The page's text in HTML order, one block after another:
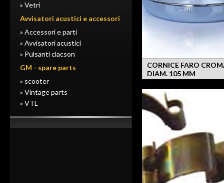
» Vetri
Avvisatori acustici e accessori
» Accessori e parti
» Avvisatori acustici
» Pulsanti clacson
GM - spare parts
» scooter
» Vintage parts
» VTL
CORNICE FARO
DIAM. 105 MM